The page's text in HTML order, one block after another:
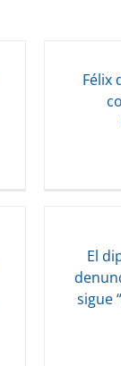
Félix
El
sigue